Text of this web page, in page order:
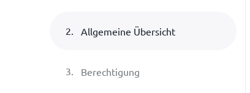
2. Allgemeine Übersicht
3. Berechtigung